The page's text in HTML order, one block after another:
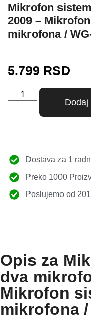
Mikrofon
2009 –
mikrofona /
5.799 RSD
Dodaj
Dostava za 1
Preko 1000
Poslujemo od
Opis za
dva
Mikrofon
mikrofona /